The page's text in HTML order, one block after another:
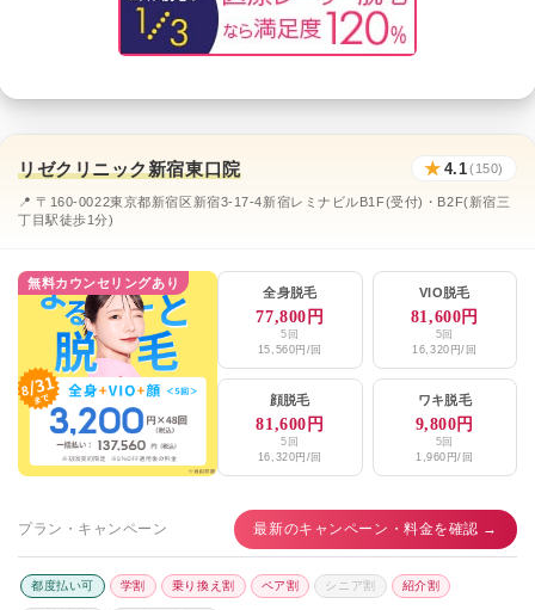
リゼクリニック新宿東口院 ★ 4.1(150)
📍 〒160-0022東京都新宿区新宿3-17-4新宿レミナビルB1F(受付)・B2F(新宿三
丁目駅徒歩1分)
無料カウンセリングあり
全身脱毛
77,800円
5回
15,560円/回
VIO脱毛
81,600円
5回
16,320円/回
顔脱毛
81,600円
5回
16,320円/回
ワキ脱毛
9,800円
5回
1,960円/回
プラン・キャンペーン 最新のキャンペーン・料金を確認 →
都度払い可 学割 乗り換え割 ペア割 シニア割 紹介割